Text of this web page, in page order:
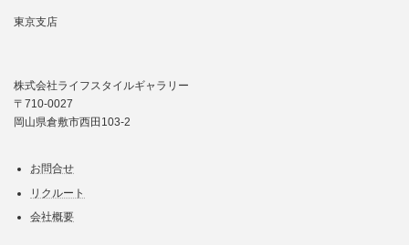
東京支店
株式会社ライフスタイルギャラリー
〒710-0027
岡山県倉敷市西田103-2
お問合せ
リクルート
会社概要